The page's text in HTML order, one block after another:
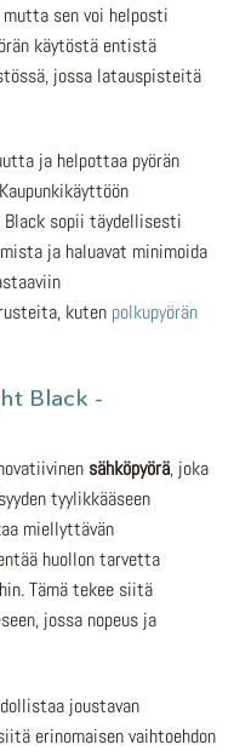
sen voi helposti
käytöstä entistä
jossa latauspisteitä
ja helpottaa pyörän
Black sopii täydellisesti
ja haluavat minimoida
kuten polkupyörän
Black -
sähköpyörä, joka
tyylikkääseen
miellyttävän
huollon tarvetta
Tämä tekee siitä
jossa nopeus ja
joustavan
erinomaisen vaihtoehdon